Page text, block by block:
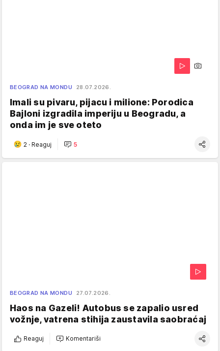
BEOGRAD NA MONDU 28.07.2026.
Imali su pivaru, pijacu i milione: Porodica
Bajloni izgradila imperiju u Beogradu, a
onda im je sve oteto
2 · Reaguj 5
BEOGRAD NA MONDU 27.07.2026.
Haos na Gazeli! Autobus se zapalio usred
vožnje, vatrena stihija zaustavila saobraćaj
Reaguj Komentariši